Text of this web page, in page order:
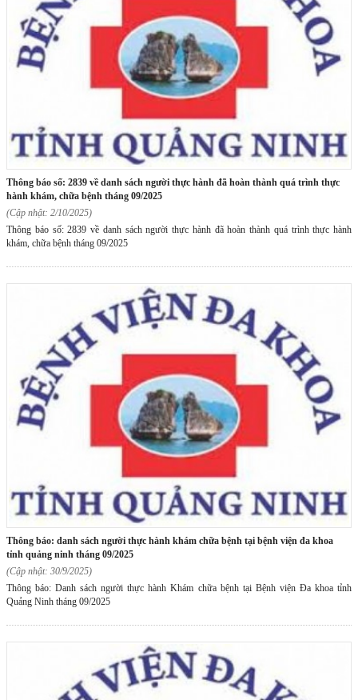
thông báo số: 2839 về danh sách người thực hành đã hoàn thành quá trình thực
hành khám, chữa bệnh tháng 09/2025
(Cập nhật: 2/10/2025)
Thông báo số: 2839 về danh sách người thực hành đã hoàn thành quá trình thực hành
khám, chữa bệnh tháng 09/2025
thông báo: danh sách người thực hành khám chữa bệnh tại bệnh viện đa khoa
tỉnh quảng ninh tháng 09/2025
(Cập nhật: 30/9/2025)
Thông báo: Danh sách người thực hành Khám chữa bệnh tại Bệnh viện Đa khoa tỉnh
Quảng Ninh tháng 09/2025